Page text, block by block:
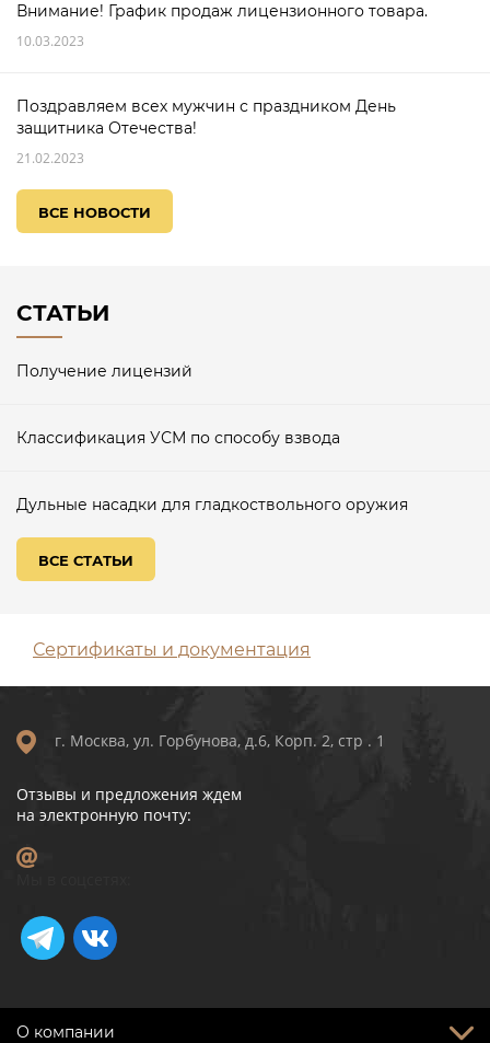
Внимание! График продаж лицензионного товара.
10.03.2023
Поздравляем всех мужчин с праздником День
защитника Отечества!
21.02.2023
ВСЕ НОВОСТИ
СТАТЬИ
Получение лицензий
Классификация УСМ по способу взвода
Дульные насадки для гладкоствольного оружия
ВСЕ СТАТЬИ
Сертификаты и документация
О компании
г. Москва, ул. Горбунова, д.6, Корп. 2, стр . 1
Отзывы и предложения ждем
на электронную почту: